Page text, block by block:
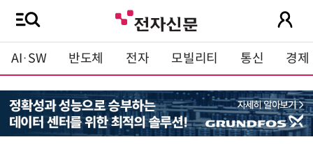
AI·SW 반도체 전자 모빌리티 통신 경제